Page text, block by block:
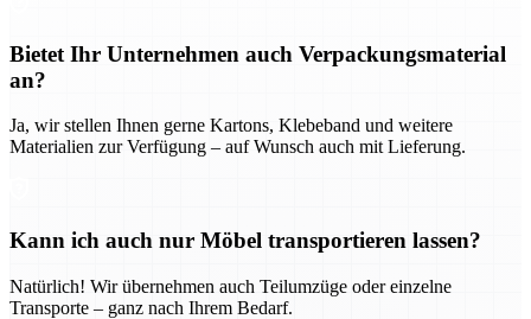
Bietet Ihr Unternehmen auch Verpackungsmaterial
an?
Ja, wir stellen Ihnen gerne Kartons, Klebeband und weitere
Materialien zur Verfügung – auf Wunsch auch mit Lieferung.
Kann ich auch nur Möbel transportieren lassen?
Natürlich! Wir übernehmen auch Teilumzüge oder einzelne
Transporte – ganz nach Ihrem Bedarf.